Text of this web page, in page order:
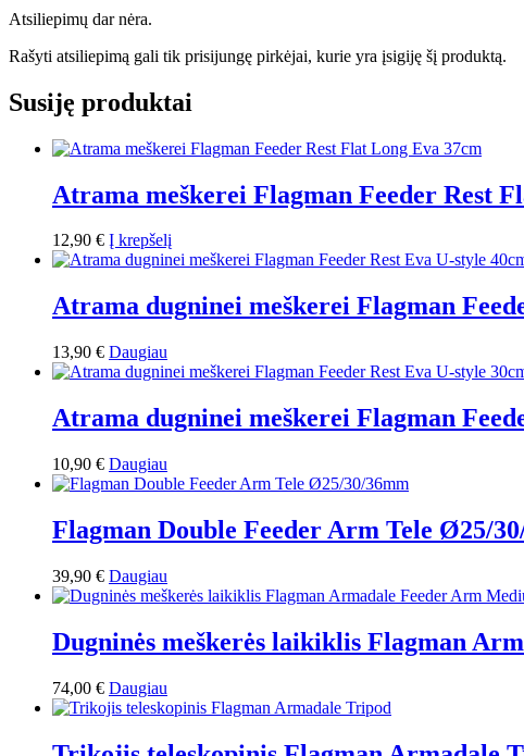
Atsiliepimų dar nėra.
Rašyti atsiliepimą gali tik prisijungę pirkėjai, kurie yra įsigiję šį produktą.
Susiję produktai
Atrama meškerei Flagman Feeder Rest
12,90 € Į krepšelį
Atrama dugninei meškerei Flagman
13,90 € Daugiau
Atrama dugninei meškerei Flagman
10,90 € Daugiau
Flagman Double Feeder Arm Tele Ø25/
39,90 € Daugiau
Dugninės meškerės laikiklis Flagman
74,00 € Daugiau